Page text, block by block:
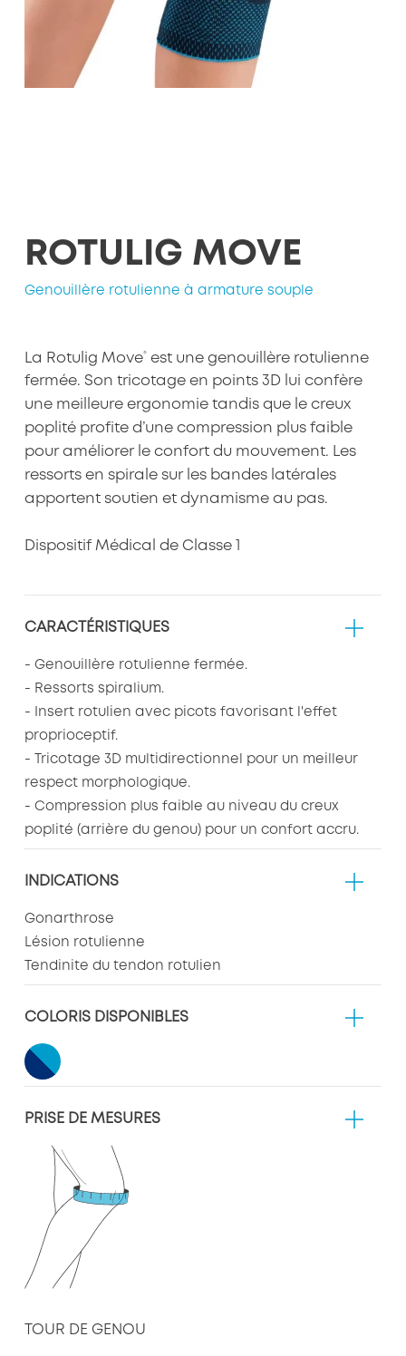
ROTULIG MOVE
Genouillère rotulienne à armature souple
La Rotulig Move®est une genouillère rotulienne
fermée. Son tricotage en points 3D lui confère
une meilleure ergonomie tandis que le creux
poplité profite d’une compression plus faible
pour améliorer le confort du mouvement. Les
ressorts en spirale sur les bandes latérales
apportent soutien et dynamisme au pas.
Dispositif Médical de Classe 1
CARACTÉRISTIQUES
- Genouillère rotulienne fermée.
- Ressorts spiralium.
- Insert rotulien avec picots favorisant l'effet
proprioceptif.
- Tricotage 3D multidirectionnel pour un meilleur
respect morphologique.
- Compression plus faible au niveau du creux
poplité (arrière du genou) pour un confort accru.
INDICATIONS
Gonarthrose
Lésion rotulienne
Tendinite du tendon rotulien
COLORIS DISPONIBLES
PRISE DE MESURES
TOUR DE GENOU